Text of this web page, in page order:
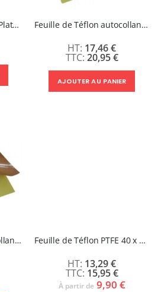
Housse en Téflon pour Plateau Inférieur Feuille de Téflon autocollante 38 x 40 cm
20,95 €
17,46 €
AJOUTER AU PANIER
Feuille de Téflon autocollante 40 x 50cm Feuille de Téflon PTFE 40 x 50cm
15,95 €
13,29 €
À partir de 9,90 €